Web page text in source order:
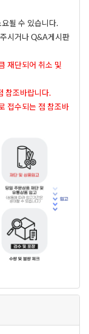
될 수 있습니다.
시거나 Q&A게시판
재단되어 취소 및
참조바랍니다.
접수되는 점 참조바